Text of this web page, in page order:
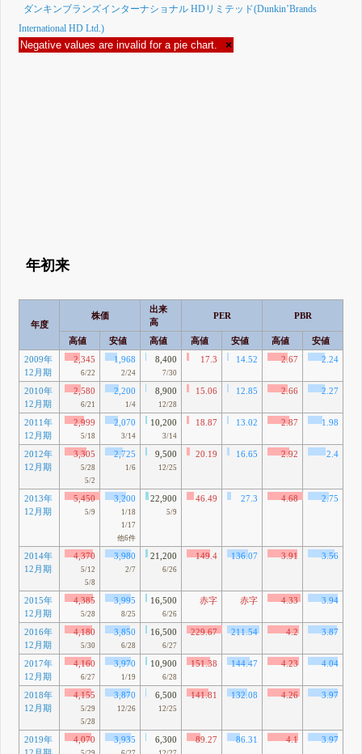
ダンキンブランズインターナショナル HDリミテッド(Dunkin’Brands
International HD Ltd.)
Negative values are invalid for a pie chart. ×
年初来
年度
株価
出来
高
PER PBR
高値 安値 高値 高値 安値 高値 安値
2009年
12月期
2,345
6/22
1,968
2/24
8,400
7/30
17.3 14.52 2.67 2.24
2010年
12月期
2,580
6/21
2,200
1/4
8,900
12/28
15.06 12.85 2.66 2.27
2011年
12月期
2,999
5/18
2,070
3/14
10,200
3/14
18.87 13.02 2.87 1.98
2012年
12月期
3,305
5/28
5/2
2,725
1/6
9,500
12/25
20.19 16.65 2.92 2.4
2013年
12月期
5,450
5/9
3,200
1/18
1/17
他6件
22,900
5/9
46.49 27.3 4.68 2.75
2014年
12月期
4,370
5/12
5/8
3,980
2/7
21,200
6/26
149.4 136.07 3.91 3.56
2015年
12月期
4,385
5/28
3,995
8/25
16,500
6/26
赤字 赤字 4.33 3.94
2016年
12月期
4,180
5/30
3,850
6/28
16,500
6/27
229.67 211.54 4.2 3.87
2017年
12月期
4,160
6/27
3,970
1/19
10,900
6/28
151.38 144.47 4.23 4.04
2018年
12月期
4,155
5/29
5/28
3,870
12/26
6,500
12/25
141.81 132.08 4.26 3.97
2019年
4,070 3,935 6,300 89.27 86.31 4.1 3.97